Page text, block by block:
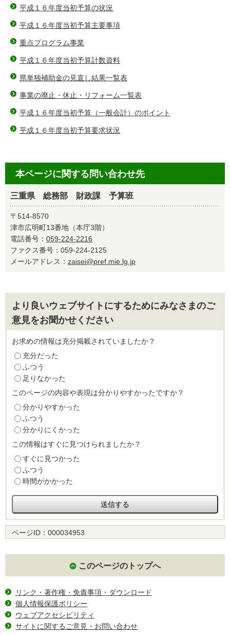
平成１６年度当初予算の状況
平成１６年度当初予算主要事項
重点プログラム事業
平成１６年度当初予算計数資料
県単独補助金の見直し結果一覧表
事業の廃止・休止・リフォーム一覧表
平成１６年度当初予算（一般会計）のポイント
平成１６年度当初予算要求状況
本ページに関する問い合わせ先
三重県 総務部 財政課 予算班
〒514-8570
津市広明町13番地（本庁3階）
電話番号： 059-224-2216
ファクス番号：059-224-2125
メールアドレス： zaisei@pref.mie.lg.jp
より良いウェブサイトにするためにみなさまのご
意見をお聞かせください
お求めの情報は充分掲載されていましたか？
充分だった
ふつう
足りなかった
このページの内容や表現は分かりやすかったですか？
分かりやすかった
ふつう
分かりにくかった
この情報はすぐに見つけられましたか？
すぐに見つかった
ふつう
時間がかかった
ページID： 000034953
このページのトップへ
リンク・著作権・免責事項・ダウンロード
個人情報保護ポリシー
ウェブアクセシビリティ
サイトに関するご意見・お問い合わせ